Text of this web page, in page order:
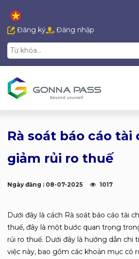
Đăng ký
Đăng nhập
Rà soát báo cáo tài
giảm rủi ro thuế
Ngày đăng : 08-07-2025 1017
Dưới đây là cách Rà soát báo cáo tài
thuế, đây là một bước quan trọng
rủi ro thuế. Dưới đây là hướng dẫn chi
việc này, bao gồm các khoản mục có